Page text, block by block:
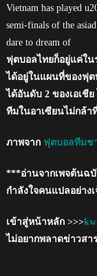
Vietnam has played
semi-finals of the
dare to dream of
ฟุตบอลไทยก็อยู่แค่ใ
ได้อยู่ในแผนที่ของฟุต
ได้อันดับ 2 ของเอเชี
ทีมในอาเซียนไม่กล้า
ภาพจาก ฟุตบอลทีมช
***อ่านจากเพจต้นฉ
กำลังใจคนแปลอย่า
เข้าสู่หน้าหลัก >>>
ไม่อยากพลาดข่าวส